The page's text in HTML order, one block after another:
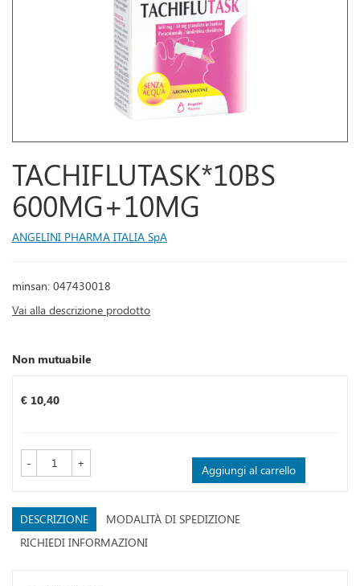
TACHIFLUTASK*10BS
600MG+10MG
ANGELINI PHARMA ITALIA SpA
minsan: 047430018
Vai alla descrizione prodotto
Non mutuabile
Prezzo
€ 10,40
- + Aggiungi al carrello
DESCRIZIONE
MODALITÀ DI SPEDIZIONE
RICHIEDI INFORMAZIONI